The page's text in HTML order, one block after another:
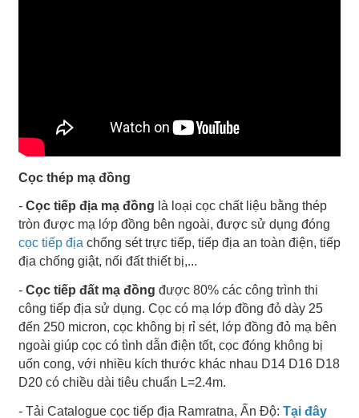
Cọc thép mạ đồng
- Cọc tiếp địa mạ đồng là loại cọc chất liệu bằng thép
tròn được mạ lớp đồng bên ngoài, được sử dụng đóng
cọc tiếp địa chống sét trực tiếp, tiếp địa an toàn điện, tiếp
địa chống giật, nối đất thiết bị,...
- Cọc tiếp đất mạ đồng được 80% các công trình thi
công tiếp địa sử dụng. Cọc có mạ lớp đồng đỏ dày 25
đến 250 micron, cọc không bị rỉ sét, lớp đồng đỏ mạ bên
ngoài giúp cọc có tình dẫn điện tốt, cọc đóng không bị
uốn cong, với nhiều kích thước khác nhau D14 D16 D18
D20 có chiều dài tiêu chuẩn L=2.4m.
- Tải Catalogue cọc tiếp địa Ramratna, Ấn Độ: Tại đây